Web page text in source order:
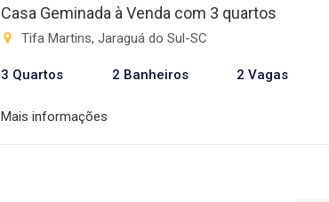
Casa Geminada à Venda com 3 quartos
Tifa Martins, Jaraguá do Sul-SC
3 Quartos 2 Banheiros 2 Vagas
Mais informações